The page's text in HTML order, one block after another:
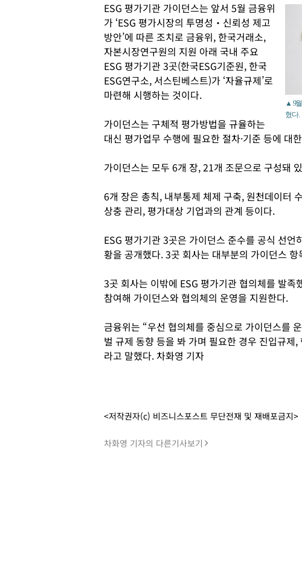
▲ 9
혔다.
ESG 평가기관 가이던스는 앞서 5월 금융위
가 ‘ESG 평가시장의 투명성‧신뢰성 제고
방안’에 따른 조치로 금융위, 한국거래소,
자본시장연구원의 지원 아래 국내 주요
ESG 평가기관 3곳(한국ESG기준원, 한국
ESG연구소, 서스틴베스트)가 ‘자율규제’로
마련해 시행하는 것이다.
가이던스는 구체적 평가방법을 규율하는
대신 평가업무 수행에 필요한 절차·기준 등에 대
가이던스는 모두 6개 장, 21개 조문으로 구성돼
6개 장은 총칙, 내부통제 체제 구축, 원천데이터
상충 관리, 평가대상 기업과의 관계 등이다.
ESG 평가기관 3곳은 가이던스 준수를 공식 선
황을 공개했다. 3곳 회사는 대부분의 가이던스
3곳 회사는 이밖에 ESG 평가기관 협의체를 발
참여해 가이던스와 협의체의 운영을 지원한다.
금융위는 “우선 협의체를 중심으로 가이던스를
벌 규제 동향 등을 봐 가며 필요한 경우 진입규제
라고 말했다. 차화영 기자
<저작권자(c) 비즈니스포스트 무단전재 및 재배포금지>
차화영 기자의 다른기사보기